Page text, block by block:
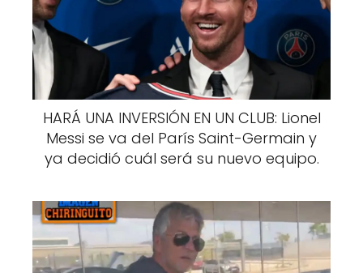
HARÁ UNA INVERSIÓN EN UN CLUB: Lionel
Messi se va del París Saint-Germain y
ya decidió cuál será su nuevo equipo.